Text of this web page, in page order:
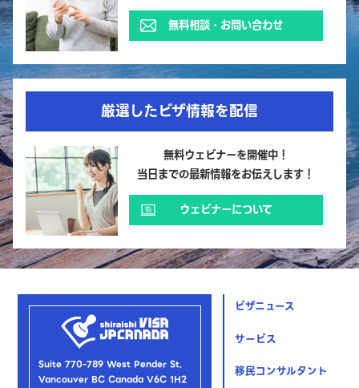
無料相談・お問い合わせ
厳選したビザ情報を配信
無料ウェビナーを開催中！
当日までの最新情報をお伝えします！
ウェビナーについて
Suite 770-789 West Pender St.
Vancouver BC Canada V6C 1H2
ビザニュース
サービス
移民コンサルタント